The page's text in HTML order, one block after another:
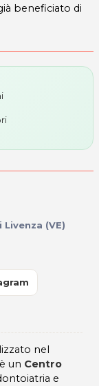
beneficiato di
(VE)
nel
un Centro
e